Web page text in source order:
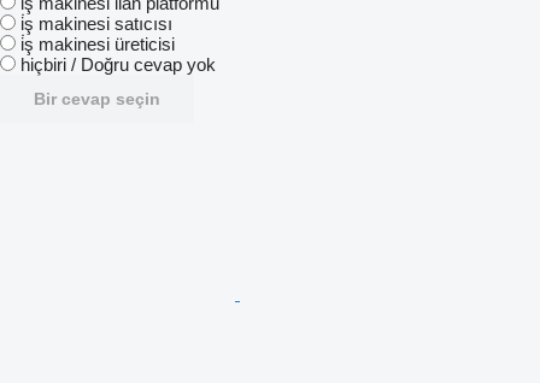
i̇ş makinesi satıcısı
i̇ş makinesi üreticisi
hiçbiri / Doğru cevap yok
Bir cevap seçin